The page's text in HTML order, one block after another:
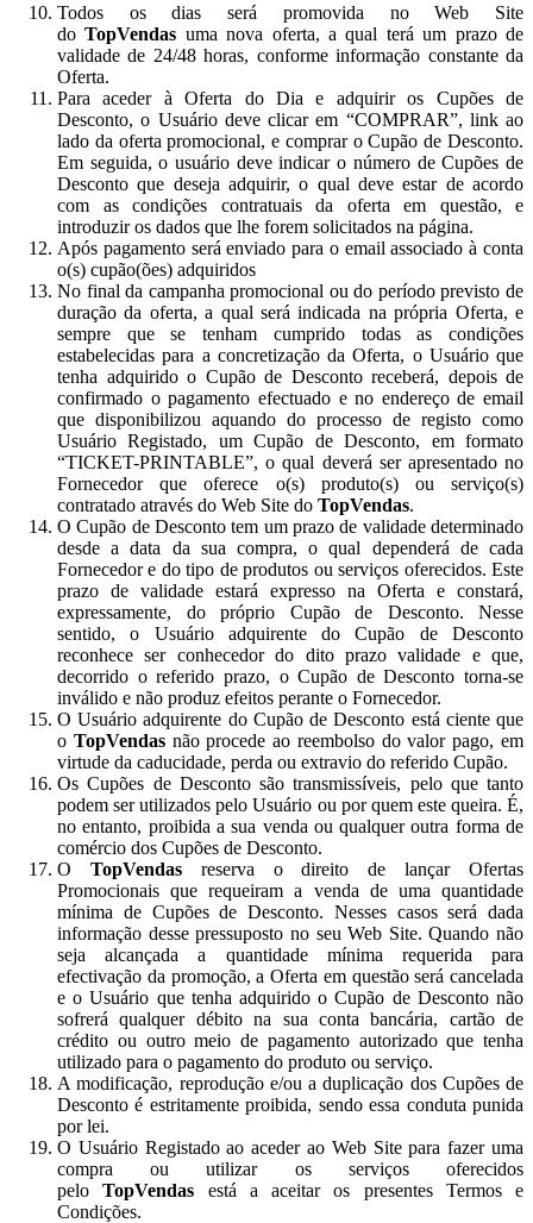
Todos os dias será promovida no Web Site
doTopVendas uma nova oferta, a qual terá um prazo de
validade de 24/48 horas, conforme informação constante da
Oferta.
Para aceder à Oferta do Dia e adquirir os Cupões de
Desconto, o Usuário deve clicar em “COMPRAR”, link ao
lado da oferta promocional, e comprar o Cupão de Desconto.
Em seguida, o usuário deve indicar o número de Cupões de
Desconto que deseja adquirir, o qual deve estar de acordo
com as condições contratuais da oferta em questão, e
introduzir os dados que lhe forem solicitados na página.
Após pagamento será enviado para o email associado à conta
o(s) cupão(ões) adquiridos
No final da campanha promocional ou do período previsto de
duração da oferta, a qual será indicada na própria Oferta, e
sempre que se tenham cumprido todas as condições
estabelecidas para a concretização da Oferta, o Usuário que
tenha adquirido o Cupão de Desconto receberá, depois de
confirmado o pagamento efectuado e no endereço de email
que disponibilizou aquando do processo de registo como
Usuário Registado, um Cupão de Desconto, em formato
“TICKET-PRINTABLE”, o qual deverá ser apresentado no
Fornecedor que oferece o(s) produto(s) ou serviço(s)
contratado através do Web Site do TopVendas.
O Cupão de Desconto tem um prazo de validade determinado
desde a data da sua compra, o qual dependerá de cada
Fornecedor e do tipo de produtos ou serviços oferecidos. Este
prazo de validade estará expresso na Oferta e constará,
expressamente, do próprio Cupão de Desconto. Nesse
sentido, o Usuário adquirente do Cupão de Desconto
reconhece ser conhecedor do dito prazo validade e que,
decorrido o referido prazo, o Cupão de Desconto torna-se
inválido e não produz efeitos perante o Fornecedor.
O Usuário adquirente do Cupão de Desconto está ciente que
o TopVendasnão procede ao reembolso do valor pago, em
virtude da caducidade, perda ou extravio do referido Cupão.
Os Cupões de Desconto são transmissíveis, pelo que tanto
podem ser utilizados pelo Usuário ou por quem este queira. É,
no entanto, proibida a sua venda ou qualquer outra forma de
comércio dos Cupões de Desconto.
O TopVendasreserva o direito de lançar Ofertas
Promocionais que requeiram a venda de uma quantidade
mínima de Cupões de Desconto. Nesses casos será dada
informação desse pressuposto no seu Web Site. Quando não
seja alcançada a quantidade mínima requerida para
efectivação da promoção, a Oferta em questão será cancelada
e o Usuário que tenha adquirido o Cupão de Desconto não
sofrerá qualquer débito na sua conta bancária, cartão de
crédito ou outro meio de pagamento autorizado que tenha
utilizado para o pagamento do produto ou serviço.
A modificação, reprodução e/ou a duplicação dos Cupões de
Desconto é estritamente proibida, sendo essa conduta punida
por lei.
O Usuário Registado ao aceder ao Web Site para fazer uma
compra ou utilizar os serviços oferecidos
peloTopVendas está a aceitar os presentes Termos e
Condições.